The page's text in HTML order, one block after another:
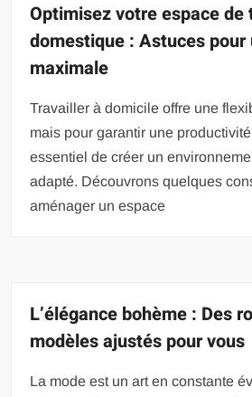
Optimisez votre espace de
domestique : Astuces
maximale
Travailler à domicile offre une
mais pour garantir une
essentiel de créer un
adapté. Découvrons quelques
aménager un espace
L’élégance bohème : Des
modèles ajustés pour vous
La mode est un art en constante